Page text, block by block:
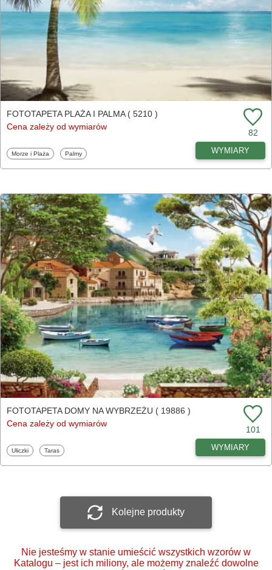
FOTOTAPETA PLAŻA I PALMA ( 5210 )
Cena zależy od wymiarów
82
Fototapety
Morze i Plaża Fototapety
Palmy WYMIARY
FOTOTAPETA DOMY NA WYBRZEŻU ( 19886 )
Cena zależy od wymiarów
101
Fototapety
Uliczki Fototapety
Taras WYMIARY
Kolejne produkty
Nie jesteśmy w stanie umieścić wszystkich wzorów w
Katalogu – jest ich miliony, ale możemy znaleźć dowolne